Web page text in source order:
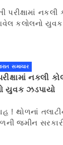
સમાચાર
નકલી
યુવક ઝડપાયો